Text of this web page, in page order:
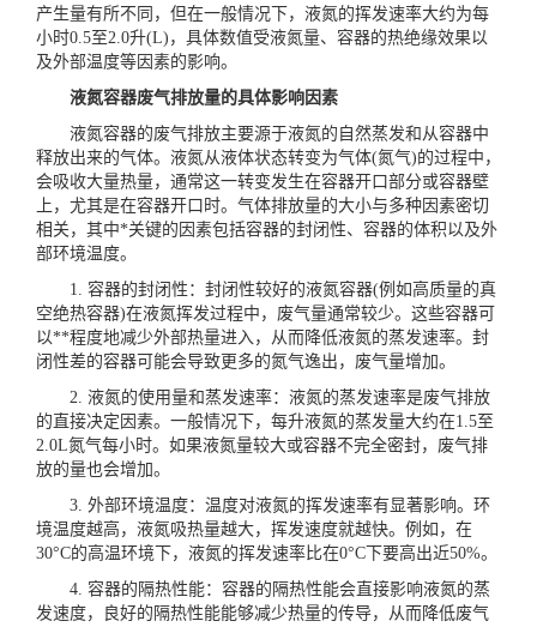
产生量有所不同，但在一般情况下，液氮的挥发速率大约为每
小时0.5至2.0升(L)，具体数值受液氮量、容器的热绝缘效果以
及外部温度等因素的影响。
液氮容器废气排放量的具体影响因素
液氮容器的废气排放主要源于液氮的自然蒸发和从容器中
释放出来的气体。液氮从液体状态转变为气体(氮气)的过程中，
会吸收大量热量，通常这一转变发生在容器开口部分或容器壁
上，尤其是在容器开口时。气体排放量的大小与多种因素密切
相关，其中*关键的因素包括容器的封闭性、容器的体积以及外
部环境温度。
1. 容器的封闭性：封闭性较好的液氮容器(例如高质量的真
空绝热容器)在液氮挥发过程中，废气量通常较少。这些容器可
以**程度地减少外部热量进入，从而降低液氮的蒸发速率。封
闭性差的容器可能会导致更多的氮气逸出，废气量增加。
2. 液氮的使用量和蒸发速率：液氮的蒸发速率是废气排放
的直接决定因素。一般情况下，每升液氮的蒸发量大约在1.5至
2.0L氮气每小时。如果液氮量较大或容器不完全密封，废气排
放的量也会增加。
3. 外部环境温度：温度对液氮的挥发速率有显著影响。环
境温度越高，液氮吸热量越大，挥发速度就越快。例如，在
30°C的高温环境下，液氮的挥发速率比在0°C下要高出近50%。
4. 容器的隔热性能：容器的隔热性能会直接影响液氮的蒸
发速度，良好的隔热性能能够减少热量的传导，从而降低废气